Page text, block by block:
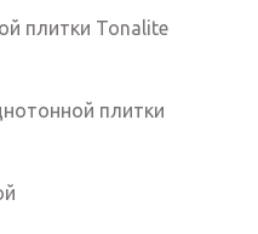
плитки Tonalite
плитки